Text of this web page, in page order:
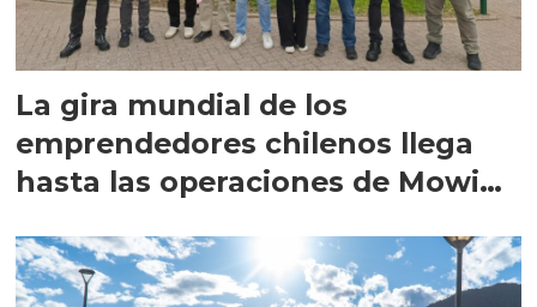
La gira mundial de los
emprendedores chilenos llega
hasta las operaciones de Mowi